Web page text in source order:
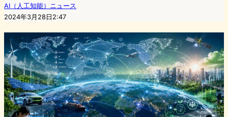
AI（人工知能）ニュース
2024年3月28日2:47